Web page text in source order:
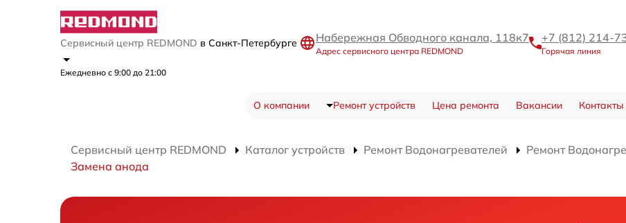
Сервисный центр REDMOND в Санкт-Петербурге
Ежедневно с 9:00 до 21:00
Набережная Обводного канала, 118к7
Адрес сервисного центра REDMOND
+7 (812) 214-
Горячая линия
О компании Ремонт устройств Цена ремонта Вакансии Контакты
Сервисный центр REDMOND Каталог устройств Ремонт Водонагревателей
Ремонт
Замена анода